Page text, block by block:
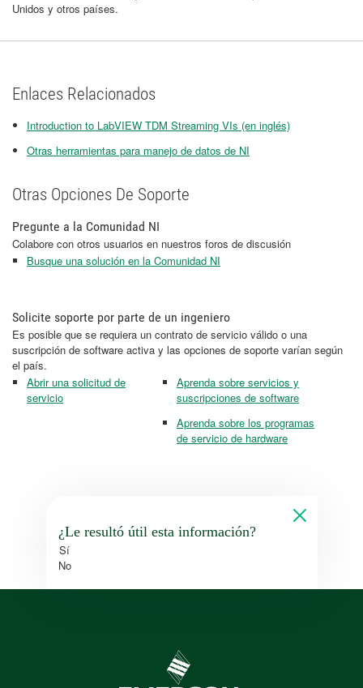
Unidos y otros países.
Enlaces Relacionados
Introduction to LabVIEW TDM Streaming VIs (en inglés)
Otras herramientas para manejo de datos de NI
Otras Opciones De Soporte
Pregunte a la Comunidad NI
Colabore con otros usuarios en nuestros foros de discusión
Busque una solución en la Comunidad NI
Solicite soporte por parte de un ingeniero
Es posible que se requiera un contrato de servicio válido o una
suscripción de software activa y las opciones de soporte varían según
el país.
Abrir una solicitud de
servicio
Aprenda sobre servicios y
suscripciones de software
Aprenda sobre los programas
de servicio de hardware
¿Le resultó útil esta información?
Sí
No